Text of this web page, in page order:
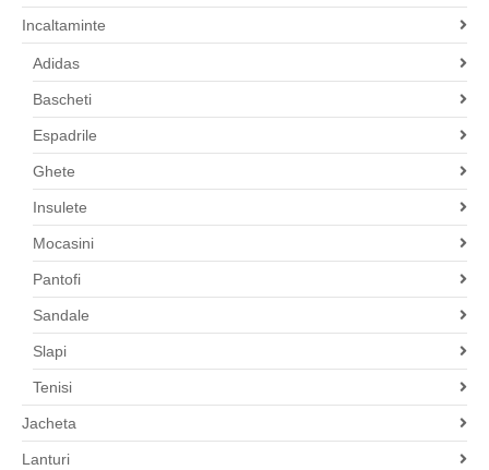
Incaltaminte
Adidas
Bascheti
Espadrile
Ghete
Insulete
Mocasini
Pantofi
Sandale
Slapi
Tenisi
Jacheta
Lanturi